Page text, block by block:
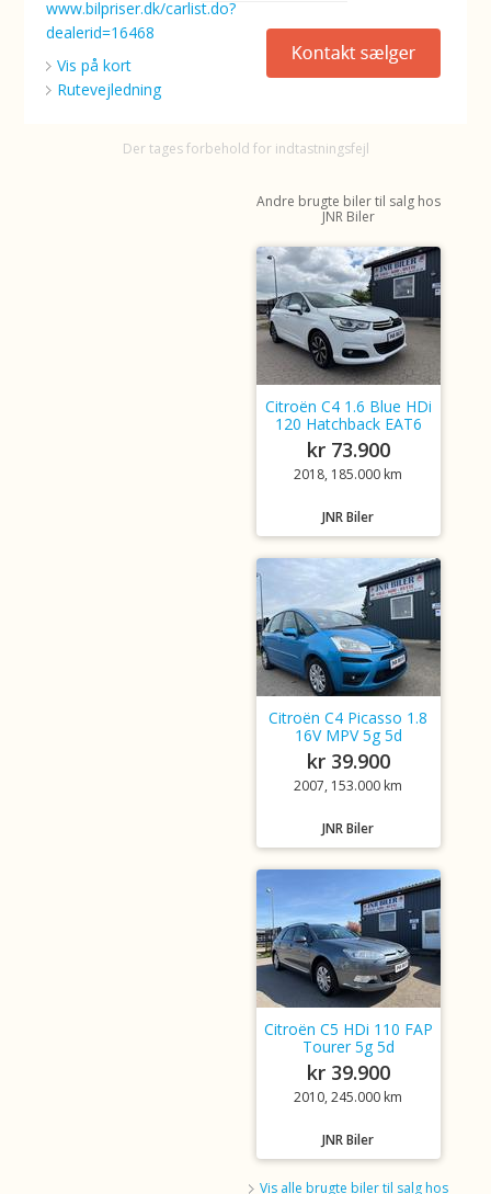
www.bilpriser.dk/carlist.do?
dealerid=16468
Vis på kort
Rutevejledning
Der tages forbehold for indtastningsfejl
Andre brugte biler til salg hos
JNR Biler
Citroën C4 1.6 Blue HDi
120 Hatchback EAT6
kr 73.900
2018, 185.000 km
JNR Biler
Citroën C4 Picasso 1.8
16V MPV 5g 5d
kr 39.900
2007, 153.000 km
JNR Biler
Citroën C5 HDi 110 FAP
Tourer 5g 5d
kr 39.900
2010, 245.000 km
JNR Biler
Vis alle brugte biler til salg hos